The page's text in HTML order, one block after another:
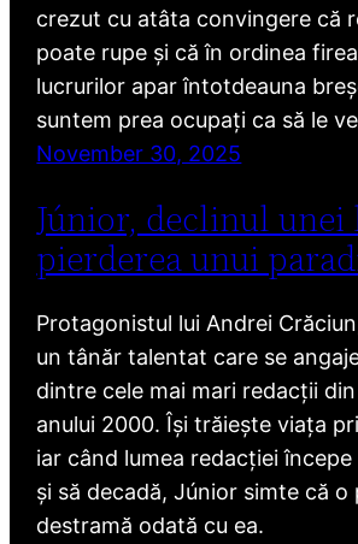
crezut cu atâta convingere că
poate rupe și că în ordinea
lucrurilor apar întotdeauna
suntem prea ocupați ca să le
November 30, 2025
Júnior, declinul unei
pierderea unui
Protagonistul lui Andrei
un tânăr talentat care se
dintre cele mai mari redacții
anului 2000. Își trăiește viața
iar când lumea redacției
și să decadă, Júnior simte că o
destramă odată cu ea.